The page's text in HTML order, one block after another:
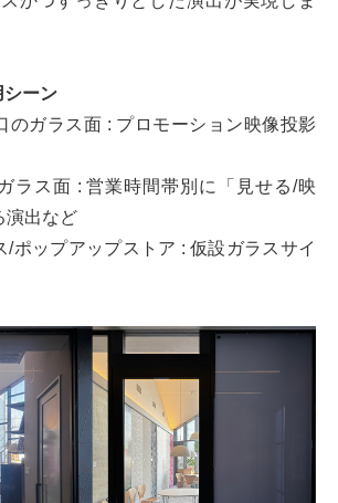
シーン
のガラス面 : プロモーション映像投影
ラス面 : 営業時間帯別に「見せる/映
演出など
/ポップアップストア : 仮設ガラスサイ